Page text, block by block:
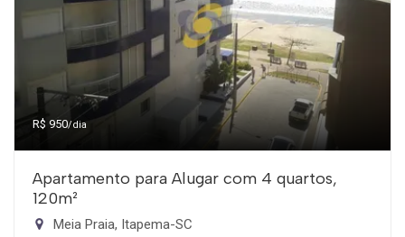
R$ 950/dia
Apartamento para Alugar com 4 quartos,
120m²
Meia Praia, Itapema-SC